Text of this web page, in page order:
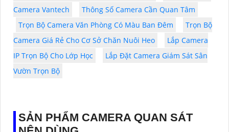
Camera Vantech
Thông Số Camera Cần Quan Tâm
Trọn Bộ Camera Văn Phòng Có Màu Ban Đêm
Trọn Bộ
Camera Giá Rẻ Cho Cơ Sở Chăn Nuôi Heo
Lắp Camera
IP Trọn Bộ Cho Lớp Học
Lắp Đặt Camera Giám Sát Sân
Vườn Trọn Bộ
SẢN PHẨM CAMERA QUAN SÁT